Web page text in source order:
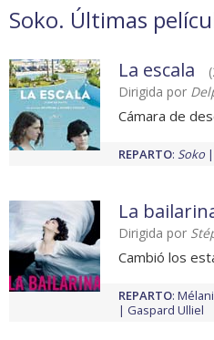
Soko. Últimas
La escala
Dirigida por
Cámara de
REPARTO: Soko
La
Dirigida por
Cambió los
REPARTO:
Gaspard Ulliel